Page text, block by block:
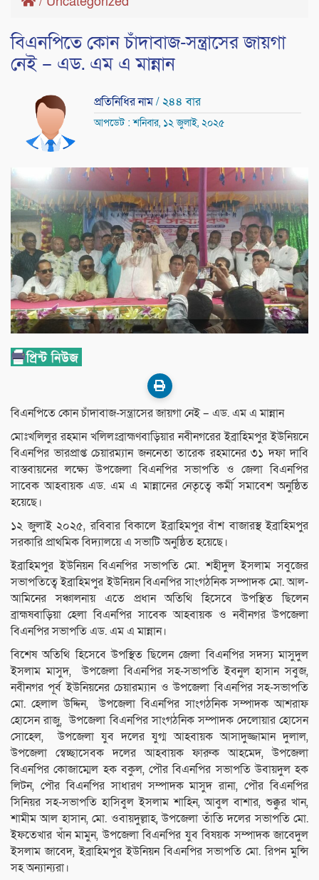
বিএনপিতে কোন চাঁদাবাজ-সন্ত্রাসের জায়গা
নেই – এড. এম এ মান্নান
প্রতিনিধির নাম/ ২৪৪ বার
আপডেট : শনিবার, ১২ জুলাই, ২০২৫
বিএনপিতে কোন চাঁদাবাজ-সন্ত্রাসের জায়গা নেই – এড. এম এ মান্নান
মোঃখলিলুর রহমান খলিলঃব্রাহ্মণবাড়িয়ার নবীনগরের ইব্রাহিমপুর ইউনিয়নে
বিএনপির ভারপ্রাপ্ত চেয়ারম্যান জননেতা তারেক রহমানের ৩১ দফা দাবি
বাস্তবায়নের লক্ষ্যে উপজেলা বিএনপির সভাপতি ও জেলা বিএনপির
সাবেক আহবায়ক এড. এম এ মান্নানের নেতৃত্বে কর্মী সমাবেশ অনুষ্ঠিত
হয়েছে।
১২ জুলাই ২০২৫, রবিবার বিকালে ইব্রাহিমপুর বাঁশ বাজারস্থ ইব্রাহিমপুর
সরকারি প্রাথমিক বিদ্যালয়ে এ সভাটি অনুষ্ঠিত হয়েছে।
ইব্রাহিমপুর ইউনিয়ন বিএনপির সভাপতি মো. শহীদুল ইসলাম সবুজের
সভাপতিত্বে ইব্রাহিমপুর ইউনিয়ন বিএনপির সাংগঠনিক সম্পাদক মো. আল-
আমিনের সঞ্চালনায় এতে প্রধান অতিথি হিসেবে উপস্থিত ছিলেন
ব্রাহ্মষবাড়িয়া হেলা বিএনপির সাবেক আহবায়ক ও নবীনগর উপজেলা
বিএনপির সভাপতি এড. এম এ মান্নান।
বিশেষ অতিথি হিসেবে উপস্থিত ছিলেন জেলা বিএনপির সদস্য মাসুদুল
ইসলাম মাসুদ, উপজেলা বিএনপির সহ-সভাপতি ইবনুল হাসান সবুজ,
নবীনগর পূর্ব ইউনিয়নের চেয়ারম্যান ও উপজেলা বিএনপির সহ-সভাপতি
মো. হেলাল উদ্দিন, উপজেলা বিএনপির সাংগঠনিক সম্পাদক আশরাফ
হোসেন রাজু, উপজেলা বিএনপির সাংগঠনিক সম্পাদক দেলোয়ার হোসেন
সোহেল, উপজেলা যুব দলের যুগ্ম আহবায়ক আসাদুজ্জামান দুলাল,
উপজেলা স্বেচ্ছাসেবক দলের আহবায়ক ফারুক আহমেদ, উপজেলা
বিএনপির কোজাম্মেল হক বকুল, পৌর বিএনপির সভাপতি উবায়দুল হক
লিটন, পৌর বিএনপির সাধারণ সম্পাদক মাসুদ রানা, পৌর বিএনপির
সিনিয়র সহ-সভাপতি হাসিবুল ইসলাম শাহিন, আবুল বাশার, শুক্কুর খান,
শামীম আল হাসান, মো. ওবায়দুল্লাহ, উপজেলা তাঁতি দলের সভাপতি মো.
ইফতেখার খাঁন মামুন, উপজেলা বিএনপির যুব বিষয়ক সম্পাদক জাবেদুল
ইসলাম জাবেদ, ইব্রাহিমপুর ইউনিয়ন বিএনপির সভাপতি মো. রিপন মুন্সি
সহ অন্যান্যরা।